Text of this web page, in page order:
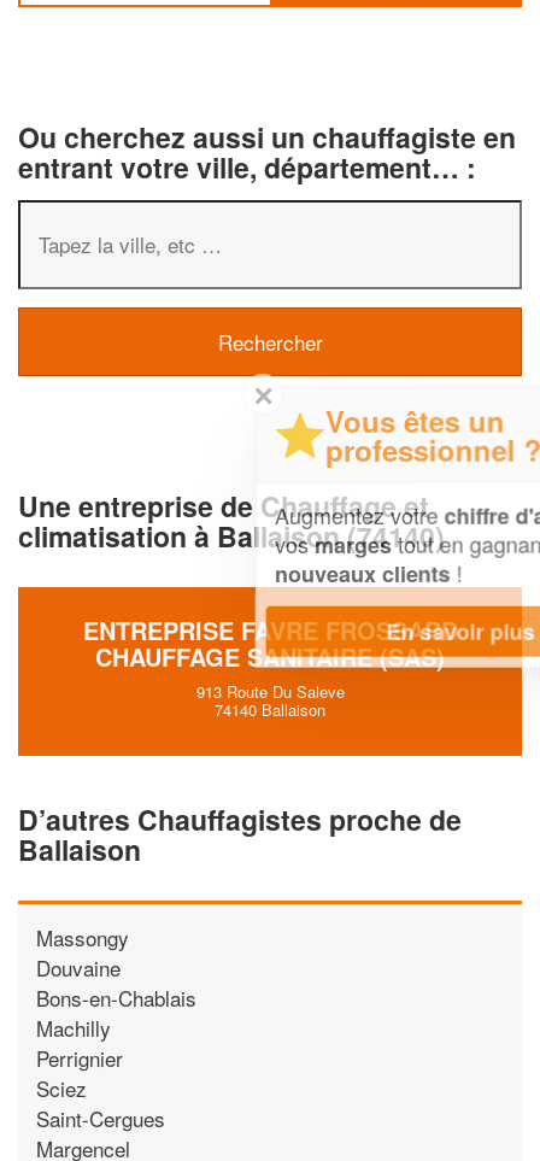
Ou cherchez aussi un chauffagiste en
entrant votre ville, département… :
Une entreprise de Chauffage et
climatisation à Ballaison (74140)
ENTREPRISE FAVRE FROSSARD
CHAUFFAGE SANITAIRE (SAS)
913 Route Du Saleve
74140 Ballaison
D’autres Chauffagistes proche de
Ballaison
Massongy
Douvaine
Bons-en-Chablais
Machilly
Perrignier
Sciez
Saint-Cergues
Margencel
Vous êtes un
professionnel ?
Augmentez votrechiffre d'affaireset
vos margestout en gagnant de
nouveaux clients!
En savoir plus